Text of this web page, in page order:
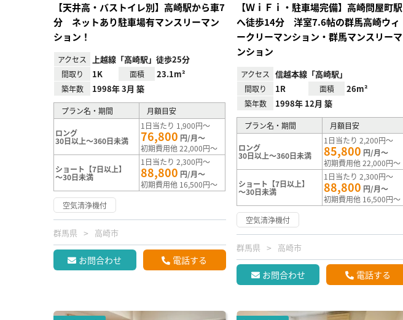
【天井高・バストイレ別】高崎駅から車7
分 ネットあり駐車場有マンスリーマン
ション！
アクセス 上越線「高崎駅」徒歩25分
間取り 1K 面積 23.1m²
築年数 1998年 3月 築
プラン名・期間 月額目安
ロング
30日以上～360日未満
1日当たり 1,900円～
76,800 円/月～
初期費用他 22,000円～
ショート【7日以上】
～30日未満
1日当たり 2,300円～
88,800 円/月～
初期費用他 16,500円～
空気清浄機付
群馬県 高崎市
お問合わせ 電話する
【ＷｉＦｉ・駐車場完備】高崎問屋町駅
へ徒歩14分 洋室7.6帖の群馬高崎ウィ
ークリーマンション・群馬マンスリーマ
ンション
アクセス 信越本線「高崎駅」
間取り 1R 面積 26m²
築年数 1998年 12月 築
プラン名・期間 月額目安
ロング
30日以上～360日未満
1日当たり 2,200円～
85,800 円/月～
初期費用他 22,000円～
ショート【7日以上】
～30日未満
1日当たり 2,300円～
88,800 円/月～
初期費用他 16,500円～
空気清浄機付
群馬県 高崎市
お問合わせ 電話する